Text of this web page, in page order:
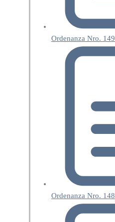
Ordenanza Nro. 149
Ordenanza Nro. 148